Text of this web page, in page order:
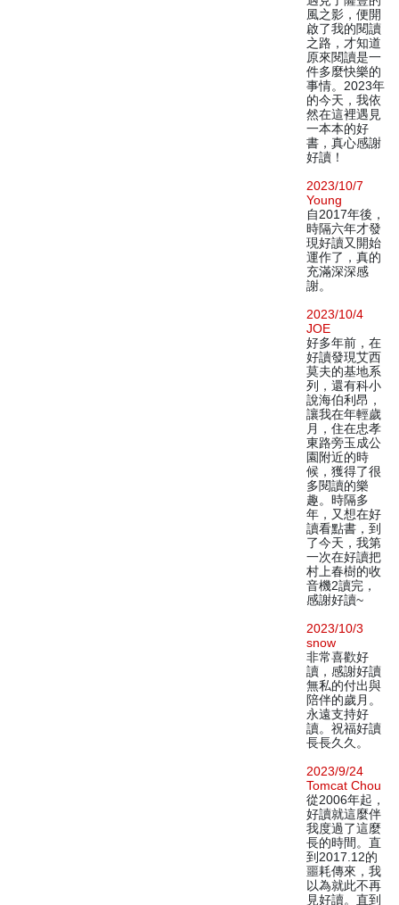
風之影，便開
啟了我的閱讀
之路，才知道
原來閱讀是一
件多麼快樂的
事情。2023年
的今天，我依
然在這裡遇見
一本本的好
書，真心感謝
好讀！
2023/10/7
Young
自2017年後，
時隔六年才發
現好讀又開始
運作了，真的
充滿深深感
謝。
2023/10/4
JOE
好多年前，在
好讀發現艾西
莫夫的基地系
列，還有科小
說海伯利昂，
讓我在年輕歲
月，住在忠孝
東路旁玉成公
園附近的時
候，獲得了很
多閱讀的樂
趣。時隔多
年，又想在好
讀看點書，到
了今天，我第
一次在好讀把
村上春樹的收
音機2讀完，
感謝好讀~
2023/10/3
snow
非常喜歡好
讀，感謝好讀
無私的付出與
陪伴的歲月。
永遠支持好
讀。祝福好讀
長長久久。
2023/9/24
Tomcat Chou
從2006年起，
好讀就這麼伴
我度過了這麼
長的時間。直
到2017.12的
噩耗傳來，我
以為就此不再
見好讀。直到